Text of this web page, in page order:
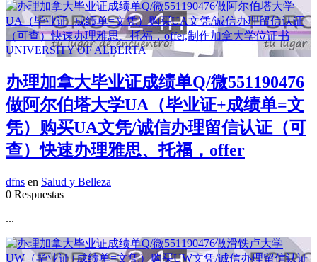
办理加拿大毕业证成绩单Q/微551190476
做阿尔伯塔大学UA（毕业证+成绩单=文
凭）购买UA文凭/诚信办理留信认证（可
查）快速办理雅思、托福，offer
dfns en Salud y Belleza
0 Respuestas
...